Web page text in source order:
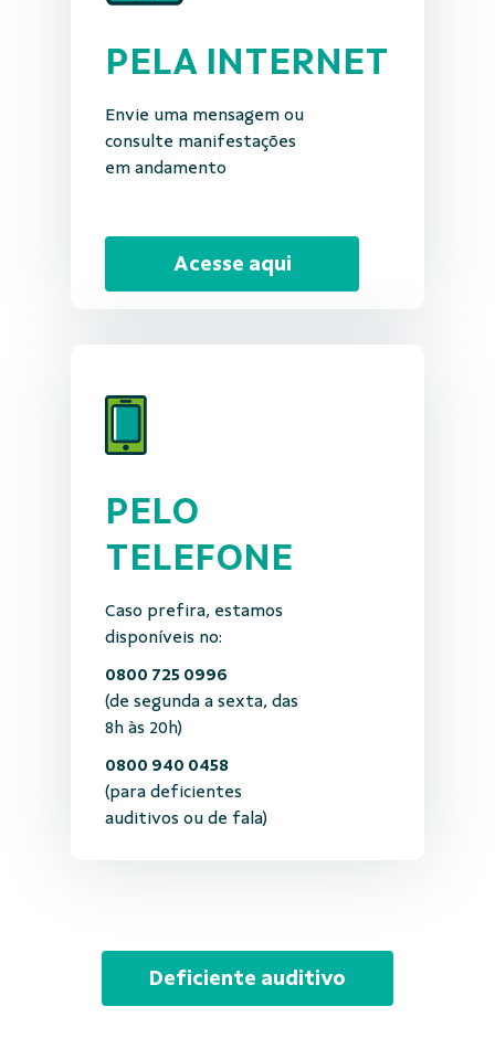
PELA INTERNET
Envie uma mensagem ou
consulte manifestações
em andamento
Acesse aqui
PELO
TELEFONE
Caso prefira, estamos
disponíveis no:
0800 725 0996
(de segunda a sexta, das
8h às 20h)
0800 940 0458
(para deficientes
auditivos ou de fala)
Deficiente auditivo